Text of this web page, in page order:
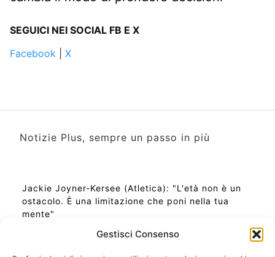
Gestisci Consenso
SEGUICI NEI SOCIAL FB E X
Facebook
X
Notizie Plus, sempre un passo in più
Jackie Joyner-Kersee (Atletica): "L'età non è un
ostacolo. È una limitazione che poni nella tua
mente"